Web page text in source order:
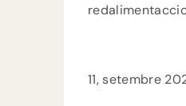
11, setembre